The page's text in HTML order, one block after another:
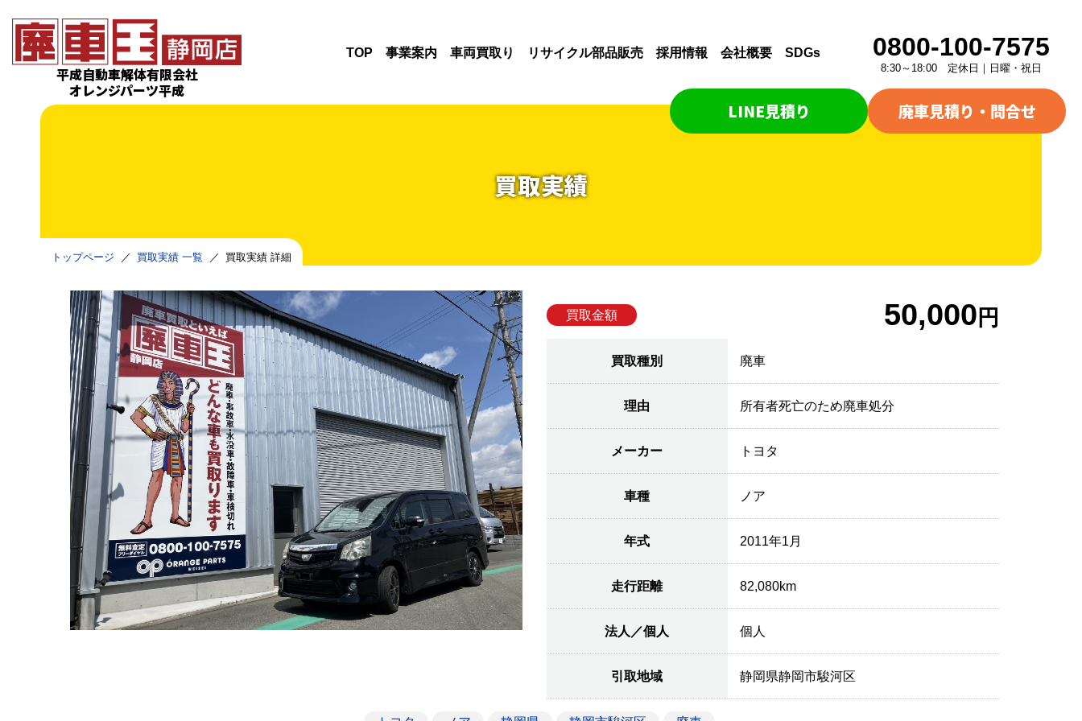
平成自動車解体有限会社
オレンジパーツ平成
TOP 事業案内 車両買取り リサイクル部品販売 採用情報 会社概要 SDGs 0800-100-7575
8:30～18:00 定休日｜日曜・祝日
LINE見積り 廃車見積り・問合せ
買取実績
トップページ 買取実績 一覧 買取実績 詳細
買取金額 50,000 円
買取種別 廃車
理由 所有者死亡のため廃車処分
メーカー トヨタ
車種 ノア
年式 2011年1月
走行距離 82,080km
法人／個人 個人
引取地域 静岡県静岡市駿河区